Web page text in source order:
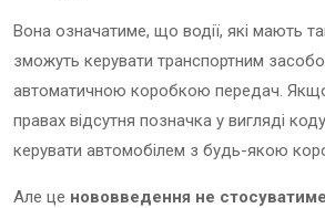
Вона означатиме, що водії, які мають
зможуть керувати транспортним
автоматичною коробкою передач.
правах відсутня позначка у вигляді
керувати автомобілем з будь-якою
Але це нововведення не